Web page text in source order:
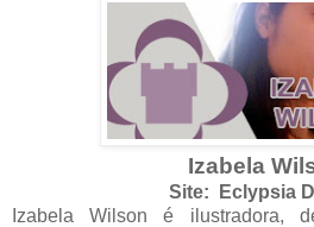
Izabela
Site: Eclypsia
Izabela Wilson é ilustradora,